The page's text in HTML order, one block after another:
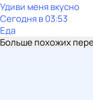
Удиви меня вкусно
Сегодня в 03:53
Еда
Больше похожих